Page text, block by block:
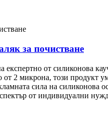
за почистване
от силиконова
от 2 микрона, този продукт
сила на силиконова
от индивидуални